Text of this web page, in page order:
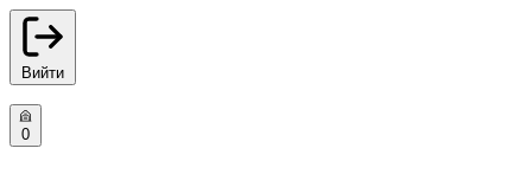
Вийти
0